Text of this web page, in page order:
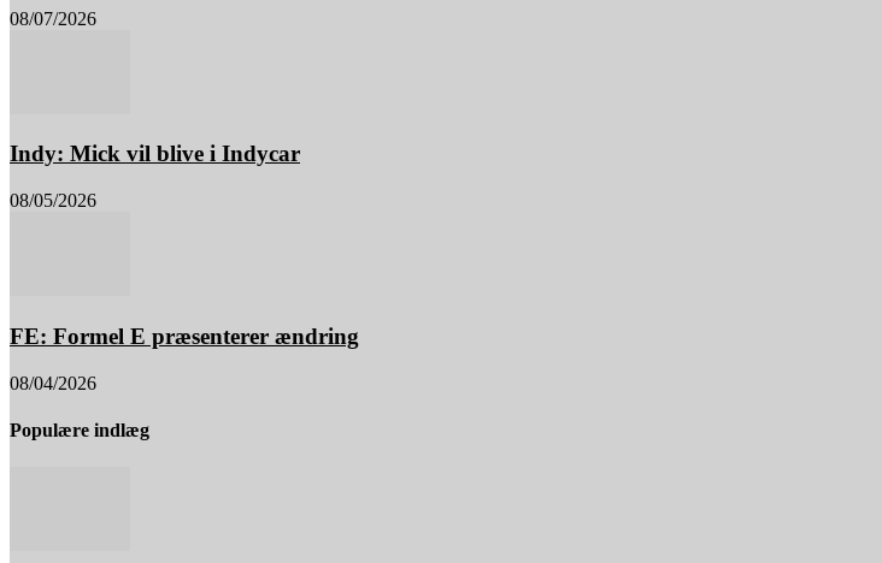
08/07/2026
Indy: Mick vil blive i Indycar
08/05/2026
FE: Formel E præsenterer ændring
08/04/2026
Populære indlæg